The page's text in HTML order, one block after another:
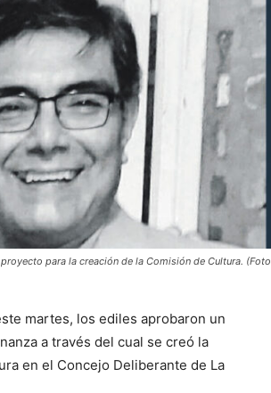
para la creación de la Comisión de Cultura. (Foto
martes, los ediles aprobaron un
a través del cual se creó la
en el Concejo Deliberante de La